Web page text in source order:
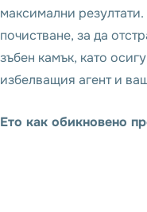
максимални
почистване, за да
зъбен камък, като
избелващия агент и
Ето как обикновено